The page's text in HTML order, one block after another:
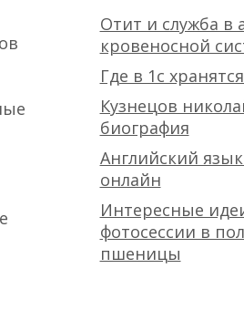
Отит и служба в
кровеносной
Где в 1с
Кузнецов
биография
Английский
онлайн
Интересные
фотосессии в
пшеницы